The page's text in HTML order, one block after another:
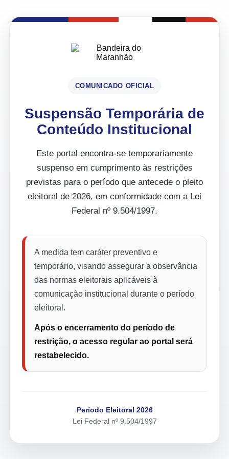
COMUNICADO OFICIAL
Suspensão Temporária de
Conteúdo Institucional
Este portal encontra-se temporariamente
suspenso em cumprimento às restrições
previstas para o período que antecede o pleito
eleitoral de 2026, em conformidade com a Lei
Federal nº 9.504/1997.
A medida tem caráter preventivo e
temporário, visando assegurar a observância
das normas eleitorais aplicáveis à
comunicação institucional durante o período
eleitoral.
Após o encerramento do período de
restrição, o acesso regular ao portal será
restabelecido.
Período Eleitoral 2026
Lei Federal nº 9.504/1997